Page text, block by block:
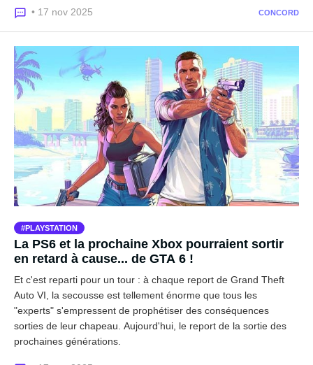
• 17 nov 2025 CONCORD
PLAYSTATION
La PS6 et la prochaine Xbox pourraient sortir
en retard à cause... de GTA 6 !
Et c'est reparti pour un tour : à chaque report de Grand Theft
Auto VI, la secousse est tellement énorme que tous les
"experts" s'empressent de prophétiser des conséquences
sorties de leur chapeau. Aujourd'hui, le report de la sortie des
prochaines générations.